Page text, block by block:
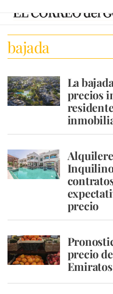
bajada
La
precios
precio
precio